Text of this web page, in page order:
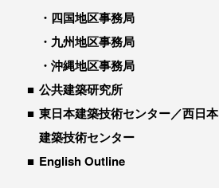
四国地区事務局
九州地区事務局
沖縄地区事務局
公共建築研究所
東日本建築技術センター／西日本
建築技術センター
English Outline